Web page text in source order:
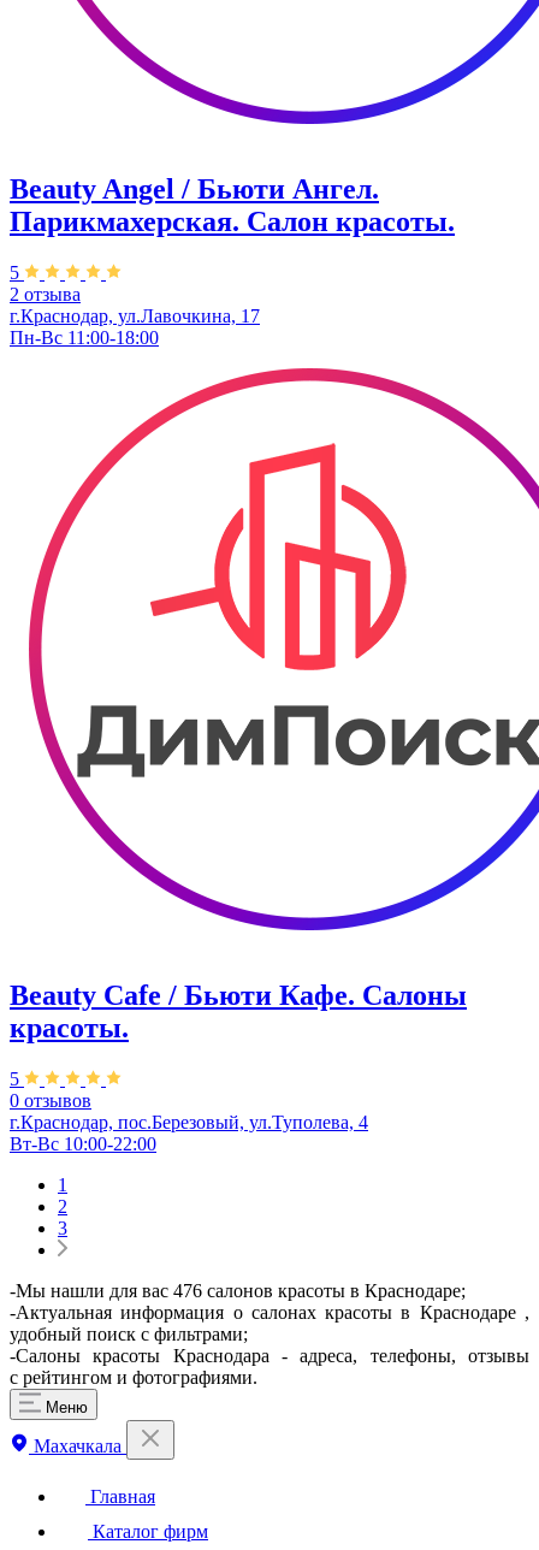
Beauty Angel / Бьюти Ангел.
Парикмахерская. Салон красоты.
5
2 отзыва
г.Краснодар, ул.Лавочкина, 17
Пн-Вс 11:00-18:00
Beauty Cafe / Бьюти Кафе. Салоны
красоты.
5
0 отзывов
г.Краснодар, пос.Березовый, ул.Туполева, 4
Вт-Вс 10:00-22:00
1
2
3
-Мы нашли для вас 476 салонов красоты в Краснодаре;
-Актуальная информация о салонах красоты в Краснодаре ,
удобный поиск с фильтрами;
-Салоны красоты Краснодара - адреса, телефоны, отзывы
с рейтингом и фотографиями.
Меню
Махачкала
Главная
Каталог фирм